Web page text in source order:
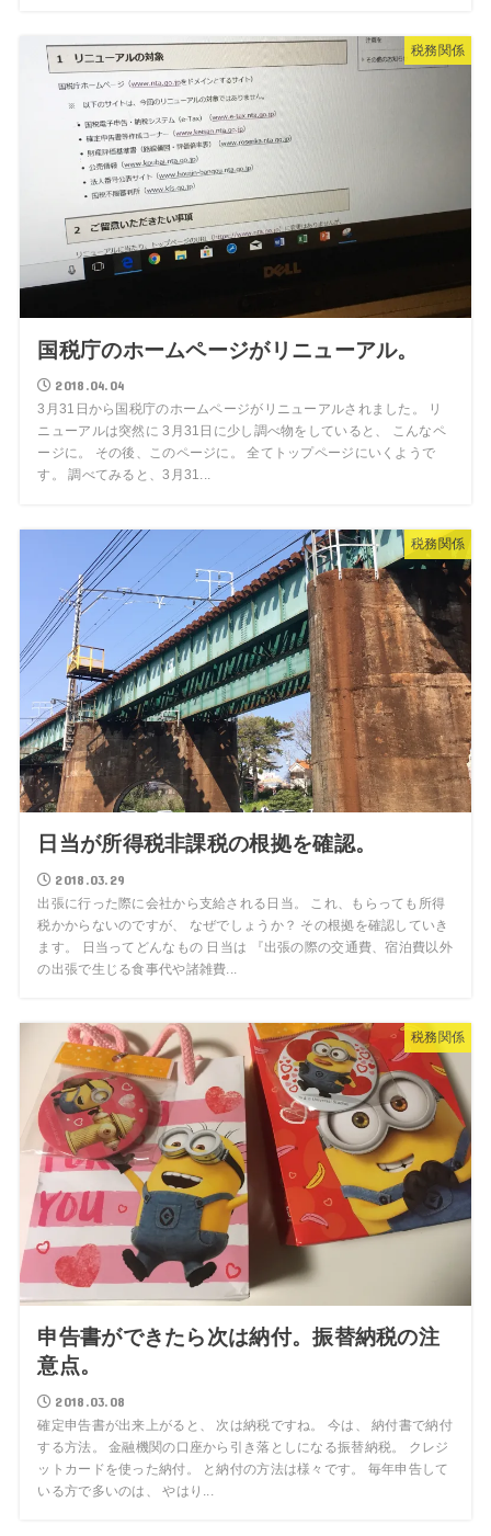
税務関係
国税庁のホームページがリニューアル。
2018.04.04
3月31日から国税庁のホームページがリニューアルされました。 リ
ニューアルは突然に 3月31日に少し調べ物をしていると、 こんなペ
ージに。 その後、このページに。 全てトップページにいくようで
す。 調べてみると、3月31...
税務関係
日当が所得税非課税の根拠を確認。
2018.03.29
出張に行った際に会社から支給される日当。 これ、もらっても所得
税かからないのですが、 なぜでしょうか？ その根拠を確認していき
ます。 日当ってどんなもの 日当は 『出張の際の交通費、宿泊費以外
の出張で生じる食事代や諸雑費...
税務関係
申告書ができたら次は納付。振替納税の注
意点。
2018.03.08
確定申告書が出来上がると、 次は納税ですね。 今は、 納付書で納付
する方法。 金融機関の口座から引き落としになる振替納税。 クレジ
ットカードを使った納付。 と納付の方法は様々です。 毎年申告して
いる方で多いのは、 やはり...